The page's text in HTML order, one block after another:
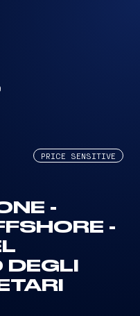
PRICE SENSITIVE
-
-